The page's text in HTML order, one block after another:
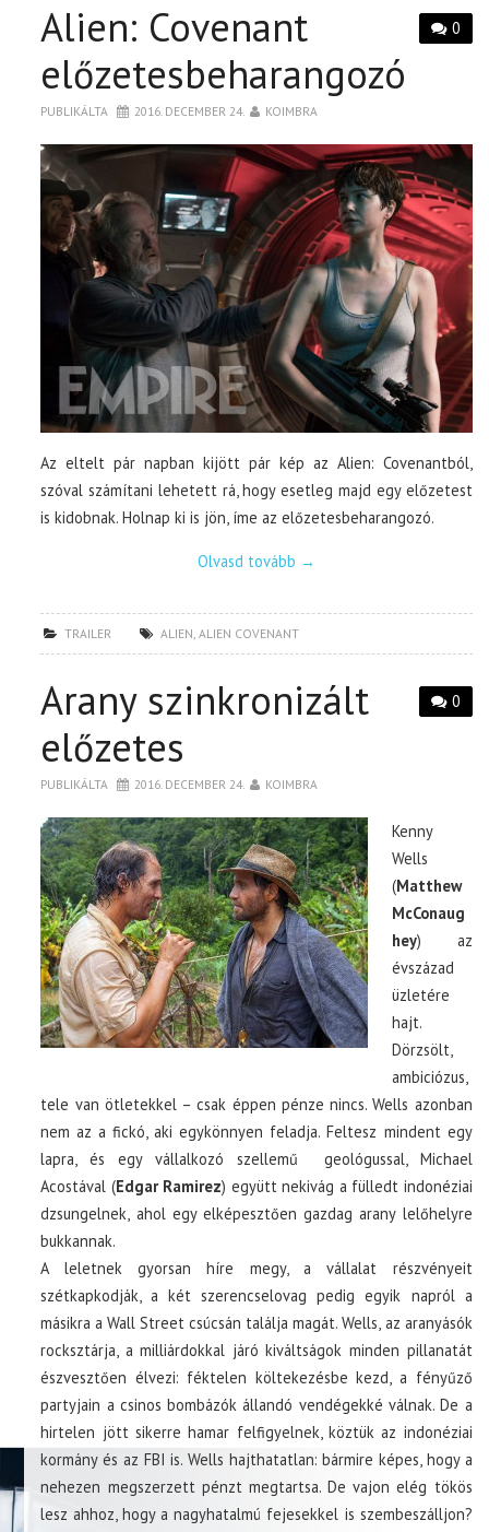
0
Alien: Covenant
előzetesbeharangozó
PUBLIKÁLTA 2016. DECEMBER 24. KOIMBRA
Az eltelt pár napban kijött pár kép az Alien: Covenantból,
szóval számítani lehetett rá, hogy esetleg majd egy előzetest
is kidobnak. Holnap ki is jön, íme az előzetesbeharangozó.
Olvasd tovább →
TRAILER ALIEN ,ALIEN COVENANT
0
Arany szinkronizált
előzetes
PUBLIKÁLTA 2016. DECEMBER 24. KOIMBRA
Kenny
Wells
(Matthew
McConaug
hey) az
évszázad
üzletére
hajt.
Dörzsölt,
ambiciózus,
tele van ötletekkel – csak éppen pénze nincs. Wells azonban
nem az a fickó, aki egykönnyen feladja. Feltesz mindent egy
lapra, és egy vállalkozó szellemű geológussal, Michael
Acostával (Edgar Ramirez) együtt nekivág a fülledt indonéziai
dzsungelnek, ahol egy elképesztően gazdag arany lelőhelyre
bukkannak.
A leletnek gyorsan híre megy, a vállalat részvényeit
szétkapkodják, a két szerencselovag pedig egyik napról a
másikra a Wall Street csúcsán találja magát. Wells, az aranyásók
rocksztárja, a milliárdokkal járó kiváltságok minden pillanatát
észvesztően élvezi: féktelen költekezésbe kezd, a fényűző
partyjain a csinos bombázók állandó vendégekké válnak. De a
hirtelen jött sikerre hamar felfigyelnek, köztük az indonéziai
kormány és az FBI is. Wells hajthatatlan: bármire képes, hogy a
nehezen megszerzett pénzt megtartsa. De vajon elég tökös
lesz ahhoz, hogy a nagyhatalmú fejesekkel is szembeszálljon?